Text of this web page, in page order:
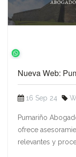
Nueva Web:
16 Sep 24
Pumariño
ofrece
relevantes y